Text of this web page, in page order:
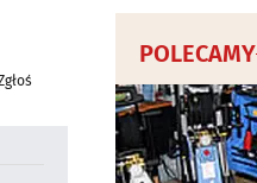
POLECAMY